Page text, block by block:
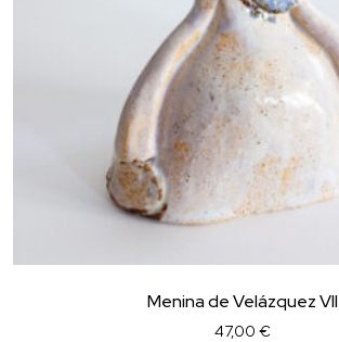
Menina de Velázquez VII
47,00 €